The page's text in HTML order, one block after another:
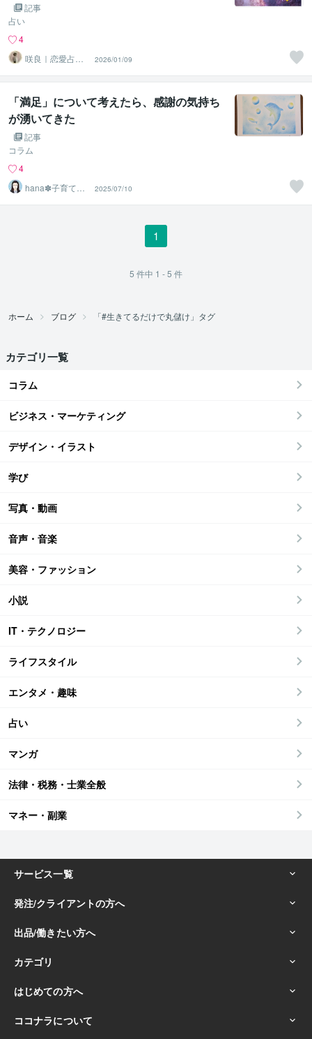
えたい「止まっているようで進んでいる人
生」
記事
占い
4
咲良｜恋愛占い
心導師
2026/01/09
「満足」について考えたら、感謝の気持ち
が湧いてきた
記事
コラム
4
hana✽子育てと
教員のサポータ
ー
2025/07/10
1
5 件中 1 - 5 件
ホーム ブログ 「#生きてるだけで丸儲け」タグ
カテゴリ一覧
コラム
ビジネス・マーケティング
デザイン・イラスト
学び
写真・動画
音声・音楽
美容・ファッション
小説
IT・テクノロジー
ライフスタイル
エンタメ・趣味
占い
マンガ
法律・税務・士業全般
マネー・副業